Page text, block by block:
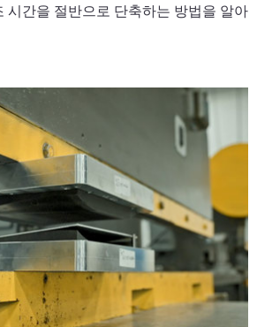
시간을 절반으로 단축하는 방법을 알아